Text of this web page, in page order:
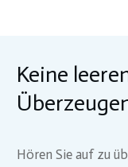
Keine
Hören Sie auf zu